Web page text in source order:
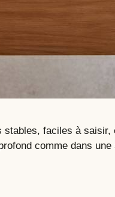
faciles à
comme dans